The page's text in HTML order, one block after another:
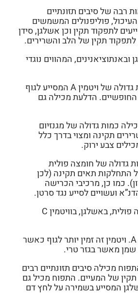
רבה של סיבים תזונתיים
פוליפנולים המשמשים
לתפקוד תקין וכן אשלגן, סידן
לתפקוד תקין של הלב והשרירים.
המהווים נוגדי
מכילה כמות גדולה של ויטמין A המסייע לגוף
הדלעת מכילה גם
כמות גדולה של מגנזיום
תקינה ומצוי בדרך כלל
צבע ירוק.
גדולה של חומצה פולית
התחלקות תאים תקינה (לכן
כמו כן, מרכיבי הכרישה
ועשויים לסייע נגד סרטן.
עשיר בחומצה פולית, באשלגן, בוויטמין C
עשיר בוויטמין A. ויטמין זה זמין יותר לגוף כאשר
מאשר בגזר טרי.
מכילה סיבים תזונתיים רבים
של המעיים. התפוח מכיל גם
המסייע בשמירה על לחץ דם